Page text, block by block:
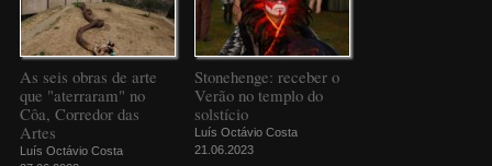
As seis obras de arte
que "aterraram" no
Côa, Corredor das
Artes
Luís Octávio Costa
Stonehenge: receber o
Verão no templo do
solstício
Luís Octávio Costa
21.06.2023